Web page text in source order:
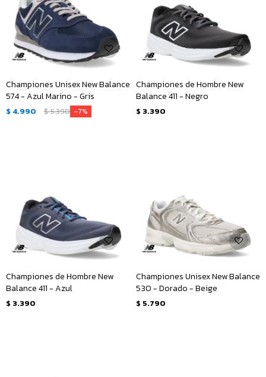
Championes Unisex New Balance
574 - Azul Marino - Gris
$ 4.990 $5.390 7
Championes de Hombre New
Balance 411 - Negro
$ 3.390
Championes de Hombre New
Balance 411 - Azul
$ 3.390
Championes Unisex New Balance
530 - Dorado - Beige
$ 5.790